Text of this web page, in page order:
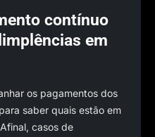
contínuo
em
os pagamentos dos
saber quais estão em
casos de